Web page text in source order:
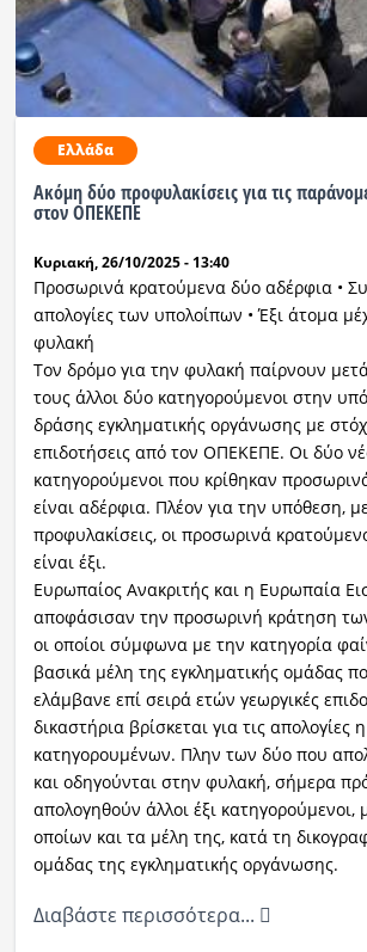
Ελλάδα
Ακόμη δύο προφυλακίσεις για τις
στον ΟΠΕΚΕΠΕ
Κυριακή, 26/10/2025 - 13:40
Προσωρινά κρατούμενα δύο αδέρφια •
απολογίες των υπολοίπων • Έξι άτομα
φυλακή
Τον δρόμο για την φυλακή παίρνουν μετά
τους άλλοι δύο κατηγορούμενοι στην
δράσης εγκληματικής οργάνωσης με
επιδοτήσεις από τον ΟΠΕΚΕΠΕ. Οι δύο
κατηγορούμενοι που κρίθηκαν
είναι αδέρφια. Πλέον για την υπόθεση,
προφυλακίσεις, οι προσωρινά
είναι έξι.
Ευρωπαίος Ανακριτής και η Ευρωπαία
αποφάσισαν την προσωρινή κράτηση
οι οποίοι σύμφωνα με την κατηγορία
βασικά μέλη της εγκληματικής ομάδας
ελάμβανε επί σειρά ετών γεωργικές
δικαστήρια βρίσκεται για τις απολογίες
κατηγορουμένων. Πλην των δύο που
και οδηγούνται στην φυλακή, σήμερα
απολογηθούν άλλοι έξι κατηγορούμενοι,
οποίων και τα μέλη της, κατά τη
ομάδας της εγκληματικής οργάνωσης.
Διαβάστε περισσότερα...